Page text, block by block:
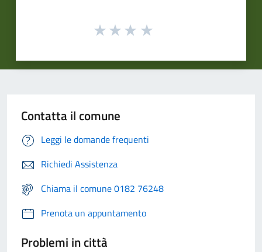
Contatta il comune
Leggi le domande frequenti
Richiedi Assistenza
Chiama il comune 0182 76248
Prenota un appuntamento
Problemi in città